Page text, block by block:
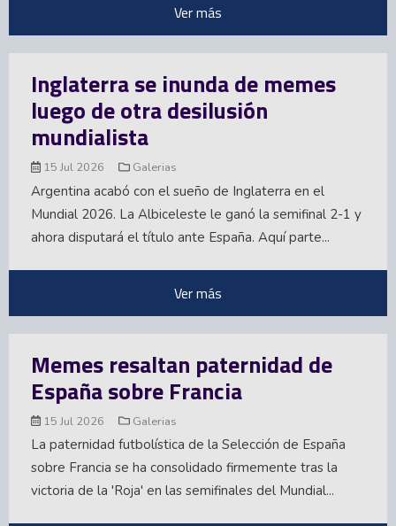
Ver más
Inglaterra se inunda de memes
luego de otra desilusión
mundialista
15 Jul 2026 Galerias
Argentina acabó con el sueño de Inglaterra en el
Mundial 2026. La Albiceleste le ganó la semifinal 2-1 y
ahora disputará el título ante España. Aquí parte...
Ver más
Memes resaltan paternidad de
España sobre Francia
15 Jul 2026 Galerias
La paternidad futbolística de la Selección de España
sobre Francia se ha consolidado firmemente tras la
victoria de la 'Roja' en las semifinales del Mundial...